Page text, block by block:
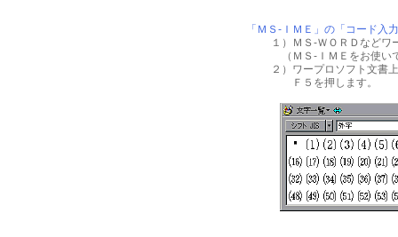
「ＭＳ-ＩＭＥ」の「コード入
１）ＭＳ-ＷＯＲＤなどワ
（ＭＳ-ＩＭＥをお使い
２）ワープロソフト文書
Ｆ５を押します。